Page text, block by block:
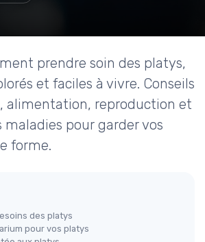
prendre soin des platys,
et faciles à vivre. Conseils
alimentation, reproduction et
pour garder vos
forme.
des platys
pour vos platys